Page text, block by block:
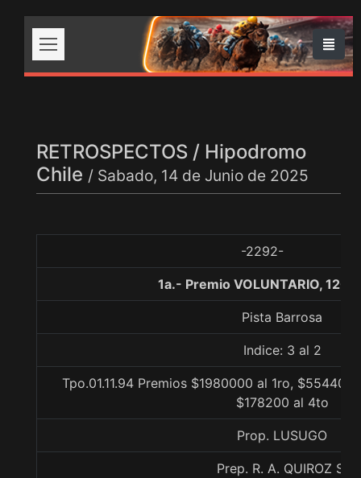
RETROSPECTOS / Hipodromo
Chile / Sabado, 14 de Junio de 2025
-2292-
1a.- Premio VOLUNTARIO,
Pista Barrosa
Indice: 3 al 2
Tpo.01.11.94 Premios $1980000 al 1ro,
$178200 al 4to
Prop. LUSUGO
Prep. R. A. QUIROZ S.